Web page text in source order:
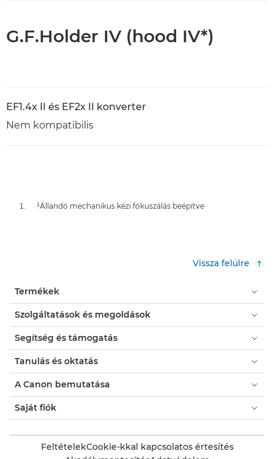
G.F.Holder IV (hood IV*)
EF1.4x II és EF2x II konverter
Nem kompatibilis
¹Állandó mechanikus kézi fókuszálás beépítve
Vissza felülre
Termékek
Szolgáltatások és megoldások
Segítség és támogatás
Tanulás és oktatás
A Canon bemutatása
Saját fiók
FeltételekCookie-kkal kapcsolatos értesítés